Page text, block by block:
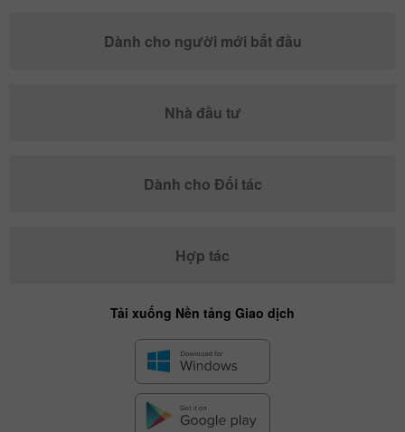
Dành cho người mới bắt đầu
Nhà đầu tư
Dành cho Đối tác
Hợp tác
Tải xuống Nền tảng Giao dịch